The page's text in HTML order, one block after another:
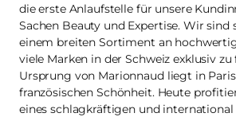
die erste Anlaufstelle für unsere
Sachen Beauty und Expertise. Wir sind
einem breiten Sortiment an
viele Marken in der Schweiz exklusiv zu
Ursprung von Marionnaud liegt in
französischen Schönheit. Heute
eines schlagkräftigen und